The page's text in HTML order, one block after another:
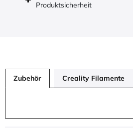
Produktsicherheit
Zubehör Creality Filamente